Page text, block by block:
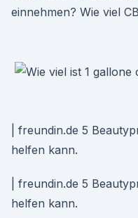
einnehmen? Wie viel
| freundin.de 5
helfen kann.
| freundin.de 5
helfen kann.